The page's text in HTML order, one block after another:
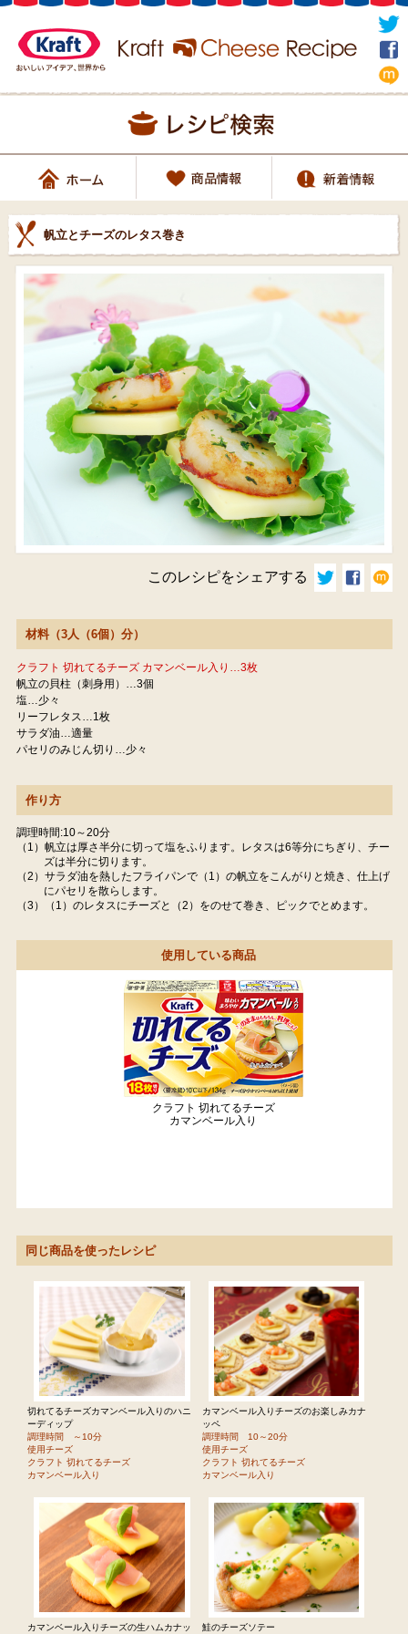
帆立とチーズのレタス巻き
このレシピをシェアする
材料（3人（6個）分）
クラフト 切れてるチーズ カマンベール入り…3枚
帆立の貝柱（刺身用）…3個
塩…少々
リーフレタス…1枚
サラダ油…適量
パセリのみじん切り…少々
作り方
調理時間:10～20分
（1）帆立は厚さ半分に切って塩をふります。レタスは6等分にちぎり、チー
ズは半分に切ります。
（2）サラダ油を熱したフライパンで（1）の帆立をこんがりと焼き、仕上げ
にパセリを散らします。
（3）（1）のレタスにチーズと（2）をのせて巻き、ピックでとめます。
使用している商品
クラフト 切れてるチーズ
カマンベール入り
同じ商品を使ったレシピ
切れてるチーズカマンベール入りのハニ
ーディップ
調理時間 ～10分
使用チーズ
クラフト 切れてるチーズ
カマンベール入り
カマンベール入りチーズのお楽しみカナ
ッペ
調理時間 10～20分
使用チーズ
クラフト 切れてるチーズ
カマンベール入り
カマンベール入りチーズの生ハムカナッ 鮭のチーズソテー